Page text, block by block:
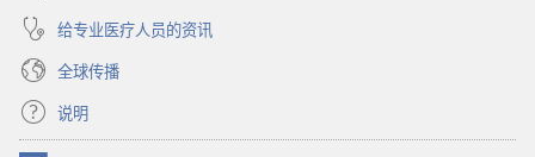
给专业医疗人员的资讯
全球传播
说明